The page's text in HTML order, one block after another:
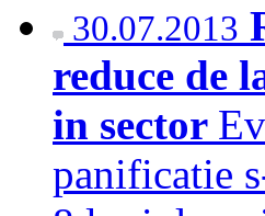
30.07.2013
reduce de
in sector
panificatie